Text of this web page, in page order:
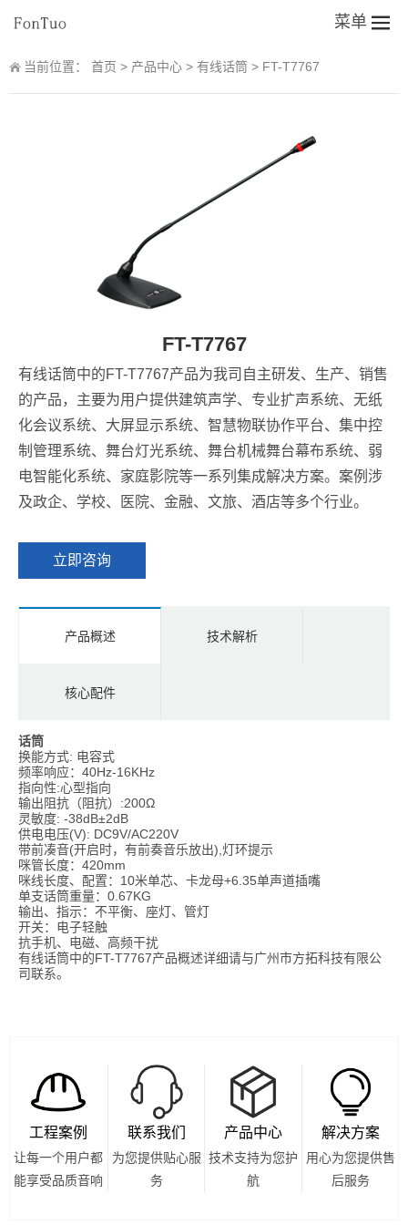
菜单
当前位置： 首页 > 产品中心 > 有线话筒 > FT-T7767
FT-T7767
有线话筒中的FT-T7767产品为我司自主研发、生产、销售
的产品，主要为用户提供建筑声学、专业扩声系统、无纸
化会议系统、大屏显示系统、智慧物联协作平台、集中控
制管理系统、舞台灯光系统、舞台机械舞台幕布系统、弱
电智能化系统、家庭影院等一系列集成解决方案。案例涉
及政企、学校、医院、金融、文旅、酒店等多个行业。
立即咨询
产品概述 技术解析
核心配件
话筒
换能方式: 电容式
频率响应：40Hz-16KHz
指向性:心型指向
输出阻抗（阻抗）:200Ω
灵敏度: -38dB±2dB
供电电压(V): DC9V/AC220V
带前凑音(开启时，有前奏音乐放出),灯环提示
咪管长度：420mm
咪线长度、配置：10米单芯、卡龙母+6.35单声道插嘴
单支话筒重量：0.67KG
输出、指示：不平衡、座灯、管灯
开关：电子轻触
抗手机、电磁、高频干扰
有线话筒中的FT-T7767产品概述详细请与广州市方拓科技有限公
司联系。
工程案例
让每一个用户都
能享受品质音响
联系我们
为您提供贴心服
务
产品中心
技术支持为您护
航
解决方案
用心为您提供售
后服务